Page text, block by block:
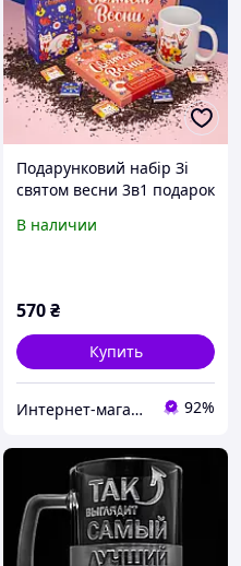
Подарунковий набір Зі
святом весни 3в1 подарок
В наличии
570₴
Купить
Интернет-магазин "Удиви Всех" 92%